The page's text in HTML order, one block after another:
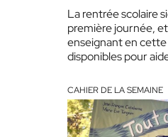
La rentrée scolaire
première journée,
enseignant en cette
disponibles pour
CAHIER DE LA SEMAINE